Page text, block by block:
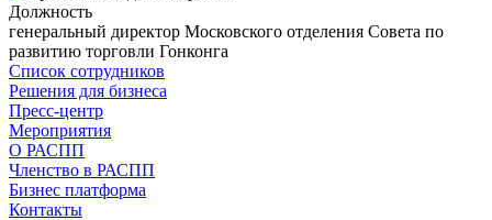
Должность
генеральный директор Московского отделения Совета по
развитию торговли Гонконга
Список сотрудников
Решения для бизнеса
Пресс-центр
Мероприятия
О РАСПП
Членство в РАСПП
Бизнес платформа
Контакты